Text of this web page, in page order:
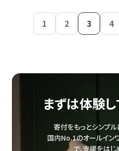
1 2 3 4
まずは体験し
寄付をもっとシンプル
国内No.1のオールイン
で、支援をはじ